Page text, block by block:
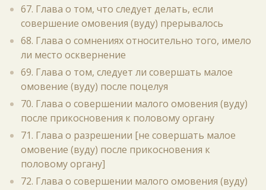
67. Глава о том, что следует делать, если
совершение омовения (вуду) прерывалось
68. Глава о сомнениях относительно того, имело
ли место осквернение
69. Глава о том, следует ли совершать малое
омовение (вуду) после поцелуя
70. Глава о совершении малого омовения (вуду)
после прикосновения к половому органу
71. Глава о разрешении [не совершать малое
омовение (вуду) после прикосновения к
половому органу]
72. Глава о совершении малого омовения (вуду)